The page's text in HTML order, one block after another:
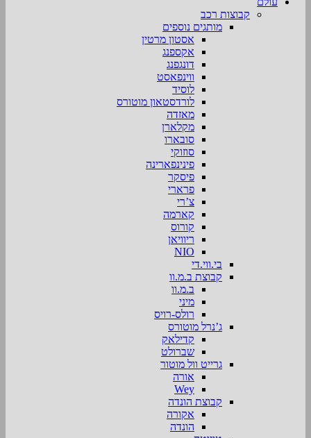
קבוצות רכב
מותגים נוספים
אסטון מרטין
אקספנג
דונגפנג
ווינפאסט
לוסיד
לורדסטאון מוטורס
מאזדה
מקלארן
סובארו
סוזוקי
פינינפארינה
פיסקר
פרארי
צ’רי
קארמה
קורוס
ריוויאן
NIO
בי.ווי.די
קבוצת ב.מ.וו
ב.מ.וו
מיני
רולס-רויס
ג’נרל מוטורס
קדילאק
שברולט
גרייט וול מוטור
אורה
Wey
קבוצת הונדה
אקורה
הונדה